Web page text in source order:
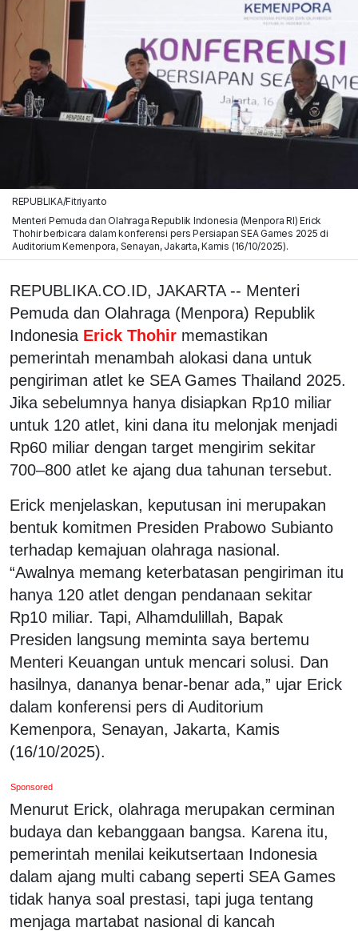
REPUBLIKA/Fitriyanto
Menteri Pemuda dan Olahraga Republik Indonesia (Menpora RI) Erick
Thohir berbicara dalam konferensi pers Persiapan SEA Games 2025 di
Auditorium Kemenpora, Senayan, Jakarta, Kamis (16/10/2025).
REPUBLIKA.CO.ID, JAKARTA -- Menteri
Pemuda dan Olahraga (Menpora) Republik
Indonesia Erick Thohir memastikan
pemerintah menambah alokasi dana untuk
pengiriman atlet ke SEA Games Thailand 2025.
Jika sebelumnya hanya disiapkan Rp10 miliar
untuk 120 atlet, kini dana itu melonjak menjadi
Rp60 miliar dengan target mengirim sekitar
700–800 atlet ke ajang dua tahunan tersebut.
Erick menjelaskan, keputusan ini merupakan
bentuk komitmen Presiden Prabowo Subianto
terhadap kemajuan olahraga nasional.
“Awalnya memang keterbatasan pengiriman itu
hanya 120 atlet dengan pendanaan sekitar
Rp10 miliar. Tapi, Alhamdulillah, Bapak
Presiden langsung meminta saya bertemu
Menteri Keuangan untuk mencari solusi. Dan
hasilnya, dananya benar-benar ada,” ujar Erick
dalam konferensi pers di Auditorium
Kemenpora, Senayan, Jakarta, Kamis
(16/10/2025).
Sponsored
Menurut Erick, olahraga merupakan cerminan
budaya dan kebanggaan bangsa. Karena itu,
pemerintah menilai keikutsertaan Indonesia
dalam ajang multi cabang seperti SEA Games
tidak hanya soal prestasi, tapi juga tentang
menjaga martabat nasional di kancah